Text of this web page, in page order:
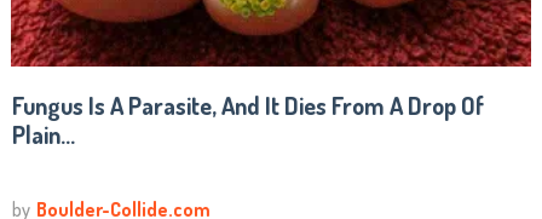
Fungus Is A Parasite, And It Dies From A Drop Of
Plain...